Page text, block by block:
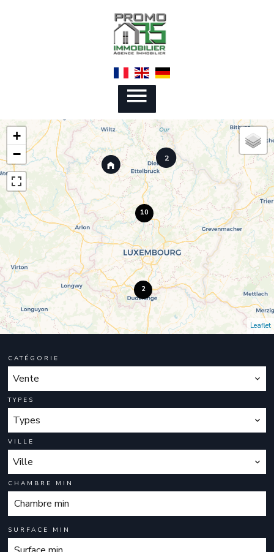
2
2
10
+
−
Leaflet
CATÉGORIE
Vente
TYPES
Types
VILLE
Ville
CHAMBRE MIN
SURFACE MIN